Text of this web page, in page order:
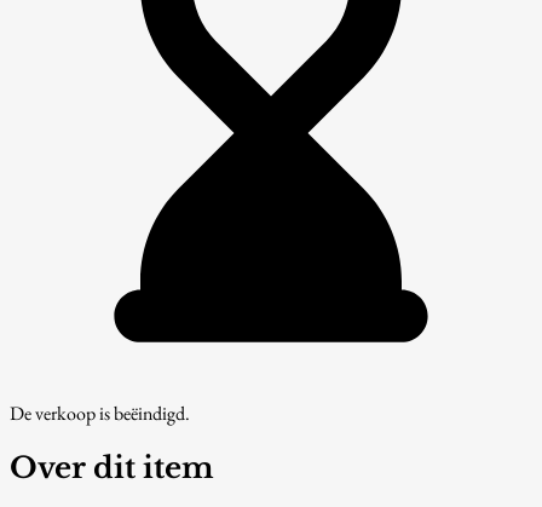
De verkoop is beëindigd.
Over dit item